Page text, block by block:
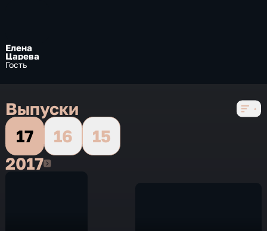
Елена
Царева
Гость
Выпуски
17
16
15
20172017